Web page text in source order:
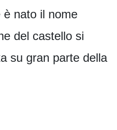
è nato il nome
del castello si
su gran parte della